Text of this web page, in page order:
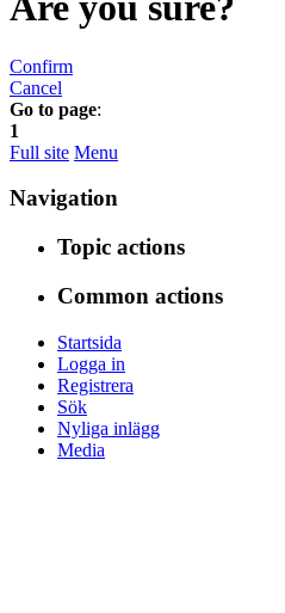
Confirm
Cancel
Go to page:
1
Full site Menu
Navigation
Topic actions
Common actions
Startsida
Logga in
Registrera
Sök
Nyliga inlägg
Media